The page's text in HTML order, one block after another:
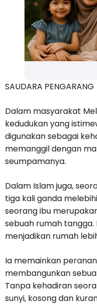
SAUDARA PENGARANG
Dalam masyarakat
kedudukan yang
digunakan sebagai
memanggil dengan
seumpamanya.
Dalam Islam juga,
tiga kali ganda
seorang ibu
sebuah rumah
menjadikan rumah
Ia memainkan
membangunkan
Tanpa kehadiran
sunyi, kosong dan